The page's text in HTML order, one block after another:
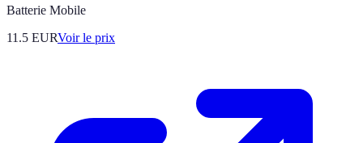
Batterie Mobile
11.5 EURVoir le prix